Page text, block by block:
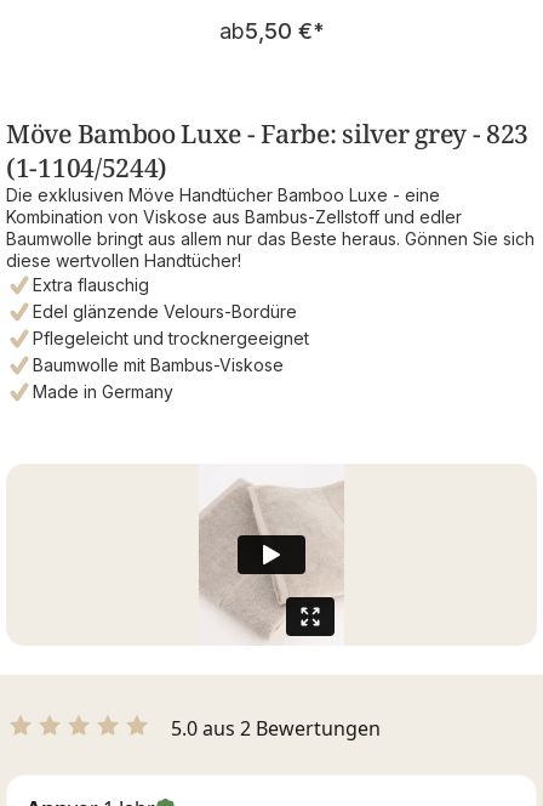
Regulärer Preis:
ab5,50 €*
Möve Bamboo Luxe - Farbe: silver grey - 823
(1-1104/5244)
Die exklusiven Möve Handtücher Bamboo Luxe - eine
Kombination von Viskose aus Bambus-Zellstoff und edler
Baumwolle bringt aus allem nur das Beste heraus. Gönnen Sie sich
diese wertvollen Handtücher!
Extra flauschig
Edel glänzende Velours-Bordüre
Pflegeleicht und trocknergeeignet
Baumwolle mit Bambus-Viskose
Made in Germany
5.0 aus 2 Bewertungen